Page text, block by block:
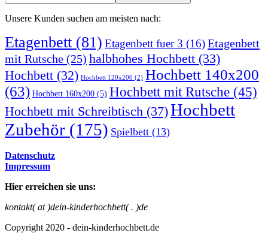
Unsere Kunden suchen am meisten nach:
Etagenbett (81) Etagenbett fuer 3 (16)Etagenbett
mit Rutsche (25) halbhohes Hochbett (33)
Hochbett (32) Hochbett 120x200 (2) Hochbett 140x200
(63) Hochbett 160x200 (5) Hochbett mit Rutsche (45)
Hochbett mit Schreibtisch (37)Hochbett
Zubehör (175) Spielbett (13)
Datenschutz
Impressum
Hier erreichen sie uns:
kontakt( at )dein-kinderhochbett( . )de
Copyright 2020 - dein-kinderhochbett.de